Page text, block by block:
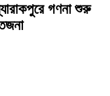
গণনা শুরু